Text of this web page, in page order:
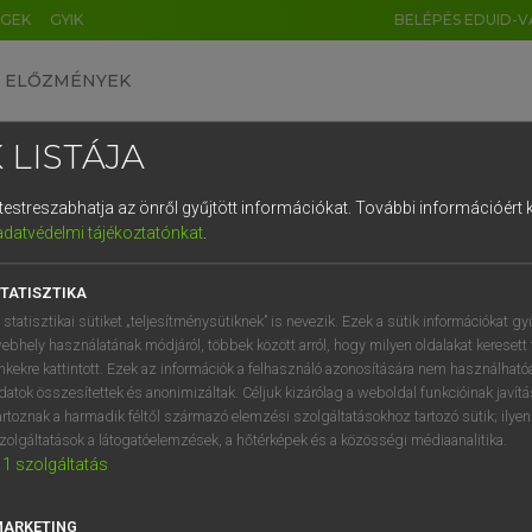
GYIK BELÉPÉS EDUID-
ELŐZMÉNYEK
szótár
VAN ELŐFIZETÉSED?
megtekintéséhez.
LISTÁJA
az önről gyűjtött információkat. További információért
tájékoztatónkat.
statisztikai sütiket „teljesítménysütiknek” is nevezik. Ezek a sütik információkat
használatának módjáról, többek között arról, hogy milyen oldalakat keresett
kattintott. Ezek az információk a felhasználó azonosítására nem
összesítettek és anonimizáltak. Céljuk kizárólag a weboldal funkcióinak
a harmadik féltől származó elemzési szolgáltatásokhoz tartozó sütik;
a látogatóelemzések, a hőtérképek és a közösségi médiaanalitika.
1 szolgáltatás
DE CN FR ES IT NL
1 2 3 4 5 6 7 8 9
q w e r t z u i
a s d f g h j k l é
í y x c v b n m , .